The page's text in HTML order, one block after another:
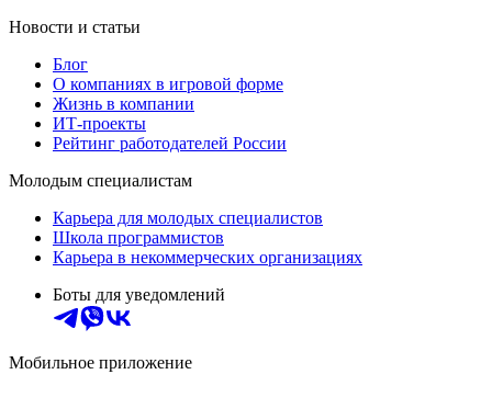
Новости и статьи
Блог
О компаниях в игровой форме
Жизнь в компании
ИТ-проекты
Рейтинг работодателей России
Молодым специалистам
Карьера для молодых специалистов
Школа программистов
Карьера в некоммерческих организациях
Боты для уведомлений
Мобильное приложение